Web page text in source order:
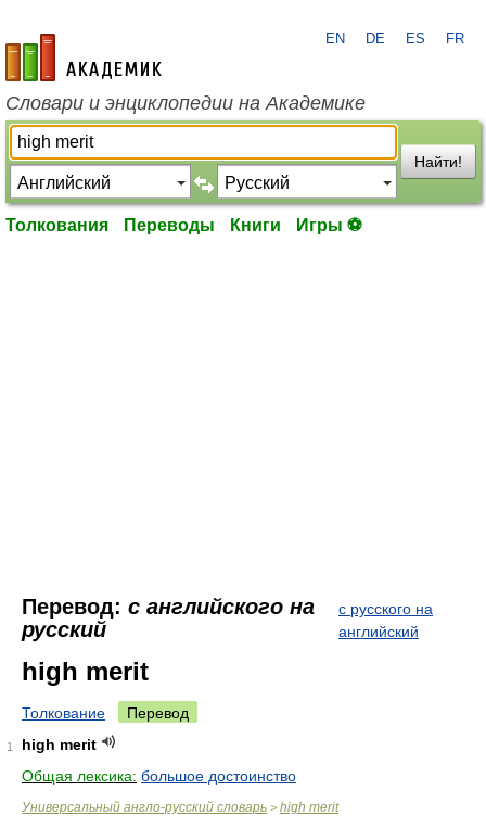
academic.ru
EN DE ES FR
Словари и энциклопедии на Академике
Найти!
Толкования Переводы Книги Игры ⚽
Перевод: с английского на
русский
с русского на
английский
high merit
Толкование Перевод
1
high merit
Общая лексика: большое достоинство
Универсальный англо-русский словарь > high merit